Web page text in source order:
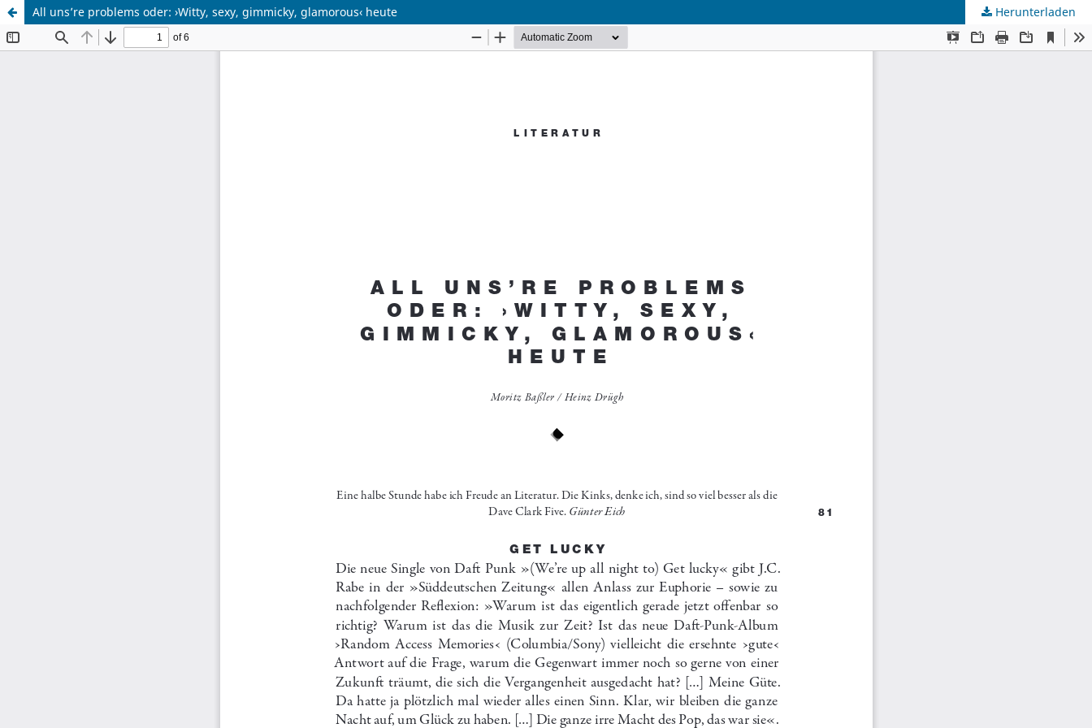
All uns’re problems oder: ›Witty, sexy, gimmicky, glamorous‹ heute Herunterladen